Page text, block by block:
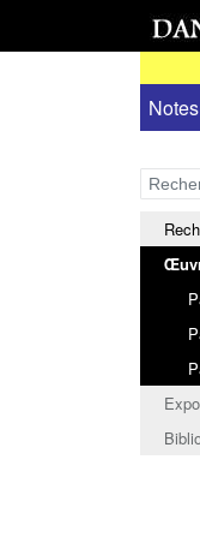
Notes